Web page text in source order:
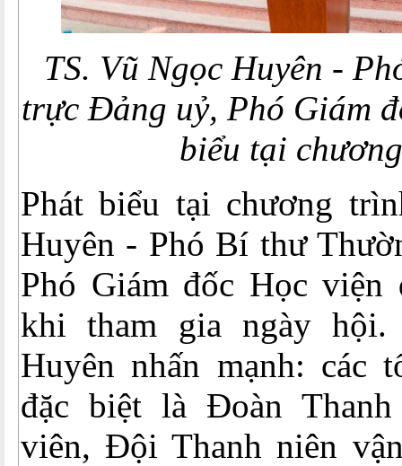
TS. Vũ Ngọc Huyên -
trực Đảng uỷ, Phó Giám
biểu tại
Phát biểu tại chương
Huyên - Phó Bí thư
Phó Giám đốc Học
khi tham gia ngày
Huyên nhấn mạnh: các
đặc biệt là Đoàn
viên, Đội Thanh niên